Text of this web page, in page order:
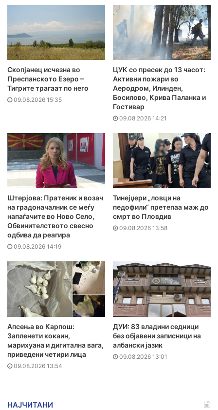
Скопјанец исчезна во
Преспанското Езеро –
Тигрите трагаат по него
09.08.2026 15:35
ЦУК со пресек до 13 часот:
Активни пожари во
Аеродром, Илинден,
Босилово, Крива Паланка и
Гостивар
09.08.2026 14:21
Штерјова: Пратеник и возач
на градоначалник се меѓу
напаѓачите во Ново Село,
Обвинителството свесно
одбива да реагира
09.08.2026 14:19
Тинејџери „ловци на
педофили“ претепаа маж до
смрт во Пловдив
09.08.2026 13:58
Апсења во Карпош:
Запленети кокаин,
марихуана и дигитална вага,
приведени четири лица
09.08.2026 13:54
ДУИ: 83 владини седници
без објавени записници на
албански јазик
09.08.2026 13:01
НАЈЧИТАНИ